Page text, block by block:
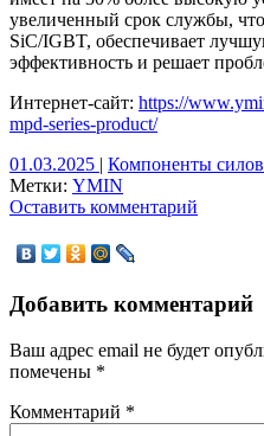
увеличенный срок службы,
SiC/IGBT, обеспечивает
эффективность и решает
Интернет-сайт: https://
mpd-series-product/
01.03.2025 | Компоненты
Метки: YMIN
Оставить комментарий
Добавить комментарий
Ваш адрес email не будет
помечены *
Комментарий *